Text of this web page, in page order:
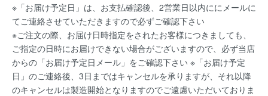
※「お届け予定日」は、お支払確認後、2営業日以内ににメールに
てご連絡させていただきますので必ずご確認下さい
※ご注文の際、お届け日時指定をされたお客様につきましても、
ご指定の日時にお届けできない場合がございますので、必ず当店
からの「お届け予定日メール」をご確認下さい ※「お届け予定
日」のご連絡後、3日まではキャンセルを承りますが、それ以降
のキャンセルは製造開始となりますのでご遠慮いただいておりま